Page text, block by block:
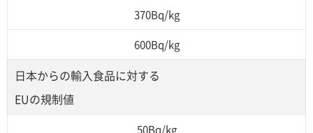
370Bq/kg
600Bq/kg
日本からの輸入食品に対する
EUの規制値
50Bq/kg